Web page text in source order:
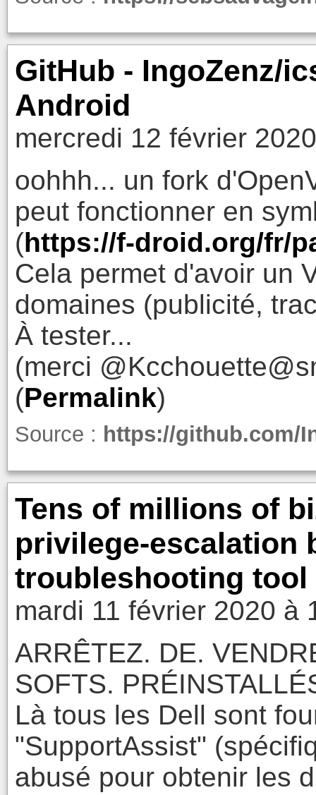
GitHub - IngoZenz/
Android
mercredi 12 février
oohhh... un fork
peut fonctionner en
(https://f-droid.org/fr/
Cela permet d'avoir un
domaines (publicité,
À tester...
(merci
(Permalink)
Source : https://github.com/
Tens of millions of
privilege-escalation
troubleshooting tool
mardi 11 février 2020 à
ARRÊTEZ. DE.
SOFTS.
Là tous les Dell sont
"SupportAssist"
abusé pour obtenir les